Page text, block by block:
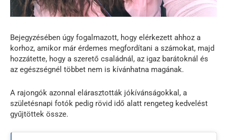
Bejegyzésében úgy fogalmazott, hogy elérkezett ahhoz a
korhoz, amikor már érdemes megfordítani a számokat, majd
hozzátette, hogy a szerető családnál, az igaz barátoknál és
az egészségnél többet nem is kívánhatna magának.
A rajongók azonnal elárasztották jókívánságokkal, a
születésnapi fotók pedig rövid idő alatt rengeteg kedvelést
gyűjtöttek össze.